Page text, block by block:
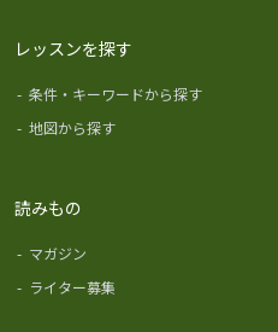
レッスンを探す
- 条件・キーワードから探す
- 地図から探す
読みもの
- マガジン
- ライター募集